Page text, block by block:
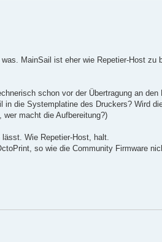
MainSail ist eher wie Repetier-Host zu
schon vor der Übertragung an den
in die Systemplatine des Druckers? Wird
macht die Aufbereitung?)
Wie Repetier-Host, halt.
so wie die Community Firmware